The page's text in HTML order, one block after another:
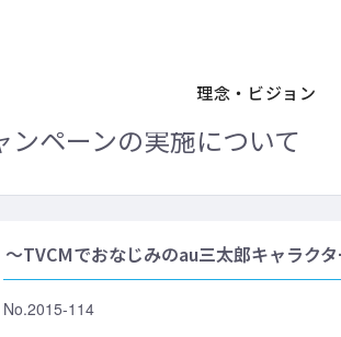
理念・ビジョン
au WALLET Marketオープン
ンペーンの実施について
～TVCMでおなじみのau三太郎キャラク
No.2015-114